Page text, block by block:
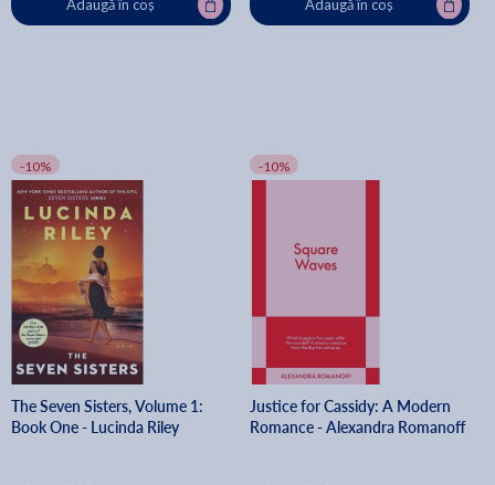
Adaugă în coș Adaugă în coș
-10%
The Seven Sisters, Volume 1:
Book One - Lucinda Riley
-10%
Justice for Cassidy: A Modern
Romance - Alexandra Romanoff